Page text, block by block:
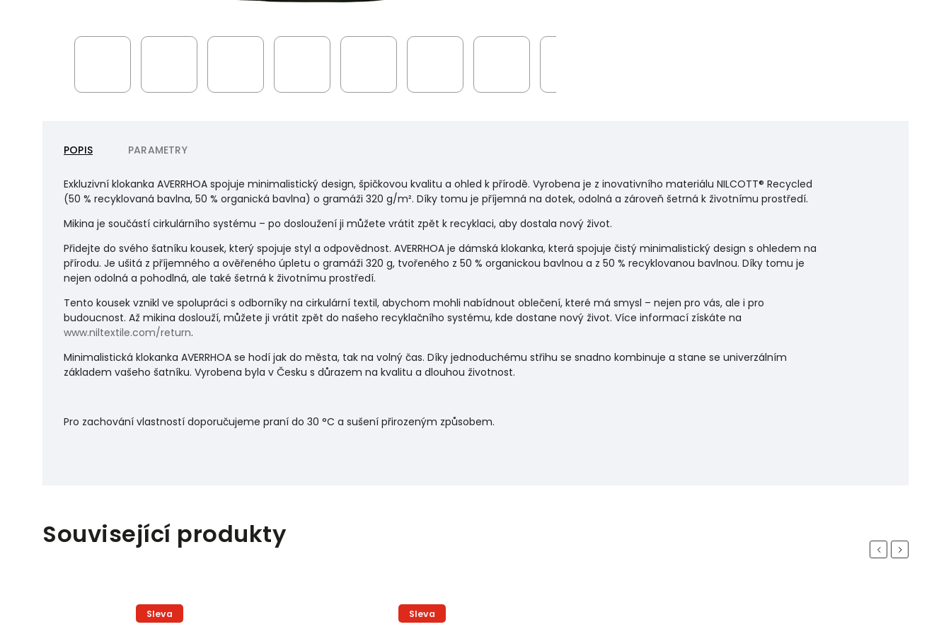
POPIS PARAMETRY
Exkluzivní klokanka AVERRHOA spojuje minimalistický design, špičkovou kvalitu a ohled k přírodě. Vyrobena je z inovativního materiálu NILCOTT® Recycled
(50 % recyklovaná bavlna, 50 % organická bavlna) o gramáži 320 g/m². Díky tomu je příjemná na dotek, odolná a zároveň šetrná k životnímu prostředí.
Mikina je součástí cirkulárního systému – po dosloužení ji můžete vrátit zpět k recyklaci, aby dostala nový život.
Přidejte do svého šatníku kousek, který spojuje styl a odpovědnost. AVERRHOA je dámská klokanka, která spojuje čistý minimalistický design s ohledem na
přírodu. Je ušitá z příjemného a ověřeného úpletu o gramáži 320 g, tvořeného z 50 % organickou bavlnou a z 50 % recyklovanou bavlnou. Díky tomu je
nejen odolná a pohodlná, ale také šetrná k životnímu prostředí.
Tento kousek vznikl ve spolupráci s odborníky na cirkulární textil, abychom mohli nabídnout oblečení, které má smysl – nejen pro vás, ale i pro
budoucnost. Až mikina doslouží, můžete ji vrátit zpět do našeho recyklačního systému, kde dostane nový život. Více informací získáte na
www.niltextile.com/return.
Minimalistická klokanka AVERRHOA se hodí jak do města, tak na volný čas. Díky jednoduchému střihu se snadno kombinuje a stane se univerzálním
základem vašeho šatníku. Vyrobena byla v Česku s důrazem na kvalitu a dlouhou životnost.
Pro zachování vlastností doporučujeme praní do 30 °C a sušení přirozeným způsobem.
Související produkty Previous
Sleva Sleva
Next